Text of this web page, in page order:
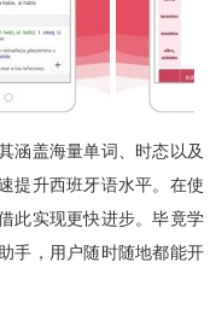
涵盖海量单词、时态以及
提升西班牙语水平。在使
此实现更快进步。毕竟学
手，用户随时随地都能开